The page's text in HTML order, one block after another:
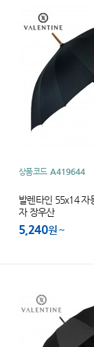
상품코드 A419644
발렌타인 55x14 자
자 장우산
5,240원